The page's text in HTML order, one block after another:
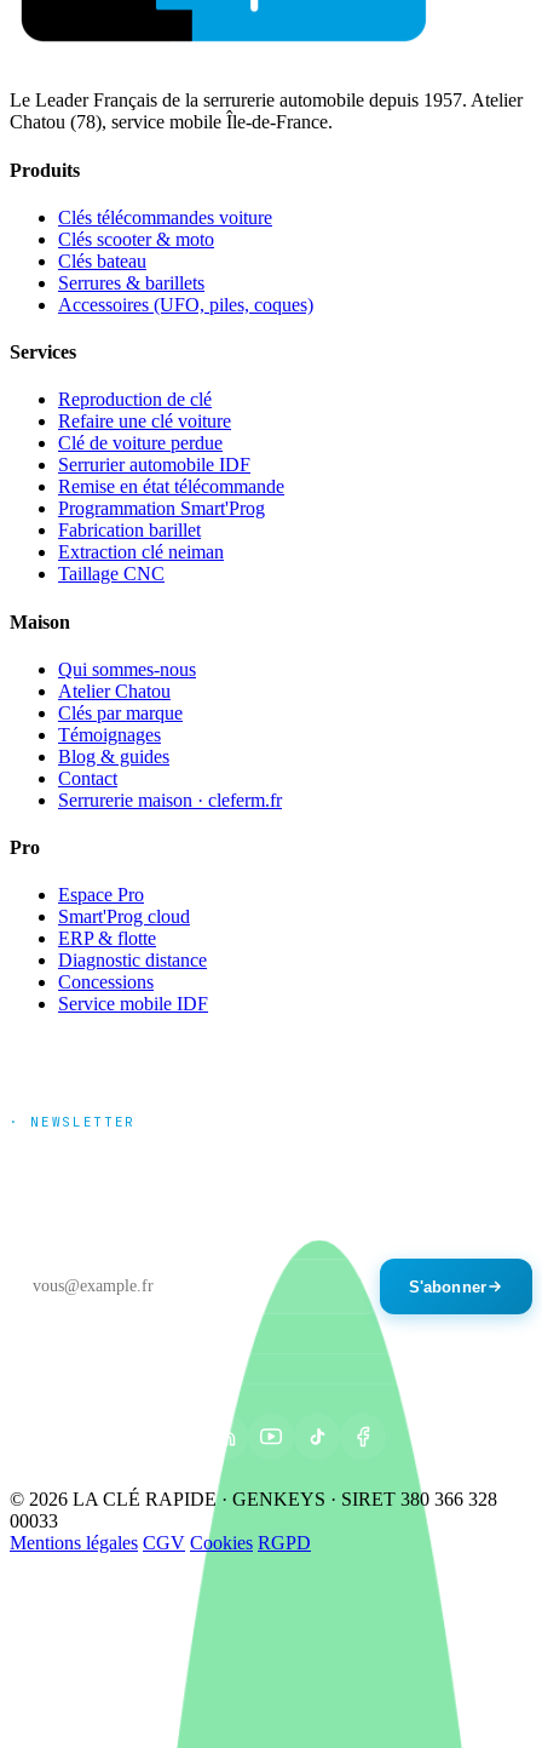
Le Leader Français de la serrurerie automobile depuis 1957. Atelier
Chatou (78), service mobile Île-de-France.
Produits
Clés télécommandes voiture
Clés scooter & moto
Clés bateau
Serrures & barillets
Accessoires (UFO, piles, coques)
Services
Reproduction de clé
Refaire une clé voiture
Clé de voiture perdue
Serrurier automobile IDF
Remise en état télécommande
Programmation Smart'Prog
Fabrication barillet
Extraction clé neiman
Taillage CNC
Maison
Qui sommes-nous
Atelier Chatou
Clés par marque
Témoignages
Blog & guides
Contact
Serrurerie maison · cleferm.fr
Pro
Espace Pro
Smart'Prog cloud
ERP & flotte
Diagnostic distance
Concessions
Service mobile IDF
· NEWSLETTER
S'abonner
© 2026 LA CLÉ RAPIDE · GENKEYS · SIRET 380 366 328
00033
Mentions légales CGV Cookies RGPD